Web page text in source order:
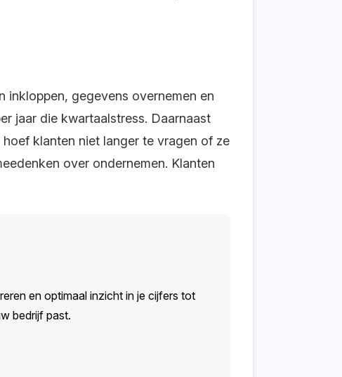
inkloppen, gegevens overnemen en
jaar die kwartaalstress. Daarnaast
klanten niet langer te vragen of ze
over ondernemen. Klanten
en optimaal inzicht in je cijfers tot
bedrijf past.